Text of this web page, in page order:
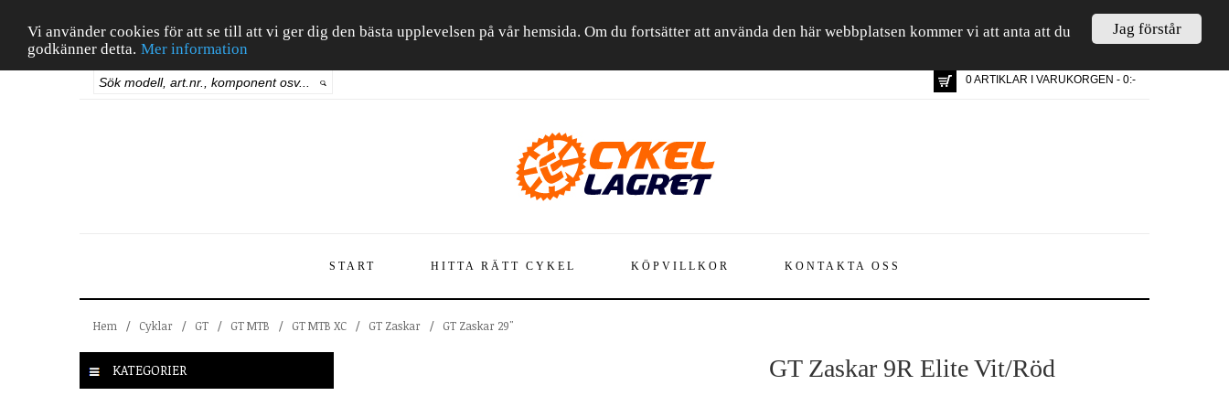
Jag förstår
Vi använder cookies för att se till att vi ger dig den bästa upplevelsen på vår hemsida. Om du fortsätter att använda den här webbplatsen kommer vi att anta att du
godkänner detta. Mer information
0 ARTIKLAR I VARUKORGEN - 0:-
START HITTA RÄTT CYKEL KÖPVILLKOR KONTAKTA OSS
Hem / Cyklar / GT / GT MTB / GT MTB XC / GT Zaskar / GT Zaskar 29"
KATEGORIER GT Zaskar 9R Elite Vit/Röd